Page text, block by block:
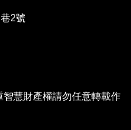
2號
慧財產權請勿任意轉載作